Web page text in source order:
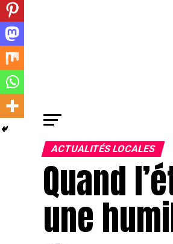
ACTUALITÉS LOCALES
Quand
une